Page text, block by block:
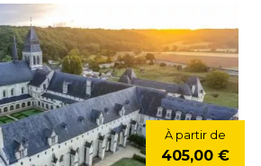
À partir de
405,00 €